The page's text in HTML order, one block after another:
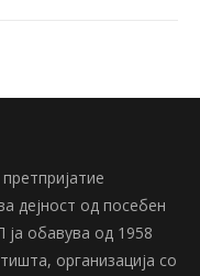
дејност од посебен
ја обавува од 1958
организација со